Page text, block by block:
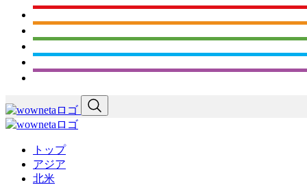
トップ
アジア
北米